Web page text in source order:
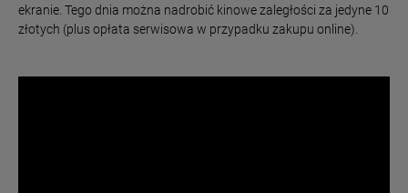
ekranie. Tego dnia można nadrobić kinowe zaległości za jedyne 10
złotych (plus opłata serwisowa w przypadku zakupu online).